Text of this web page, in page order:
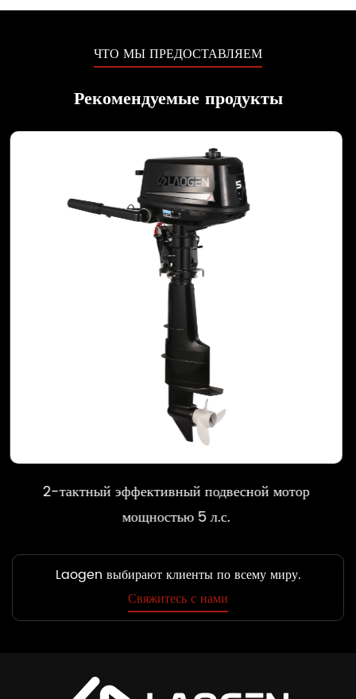
ЧТО МЫ ПРЕДОСТАВЛЯЕМ
Рекомендуемые продукты
подвесной мотор
2-тактный
Laogen выбирают клиенты по всему миру.
Свяжитесь с нами